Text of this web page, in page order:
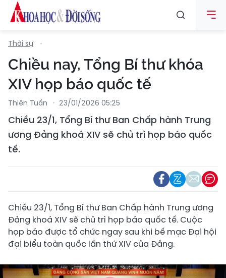
Thời sự
Chiều nay, Tổng Bí thư khóa
XIV họp báo quốc tế
Thiên Tuấn 23/01/2026 05:25
Chiều 23/1, Tổng Bí thư Ban Chấp hành Trung
ương Đảng khoá XIV sẽ chủ trì họp báo quốc
tế.
Chiều 23/1, Tổng Bí thư Ban Chấp hành Trung ương
Đảng khoá XIV sẽ chủ trì họp báo quốc tế. Cuộc
họp báo được tổ chức ngay sau khi bế mạc Đại hội
đại biểu toàn quốc lần thứ XIV của Đảng.